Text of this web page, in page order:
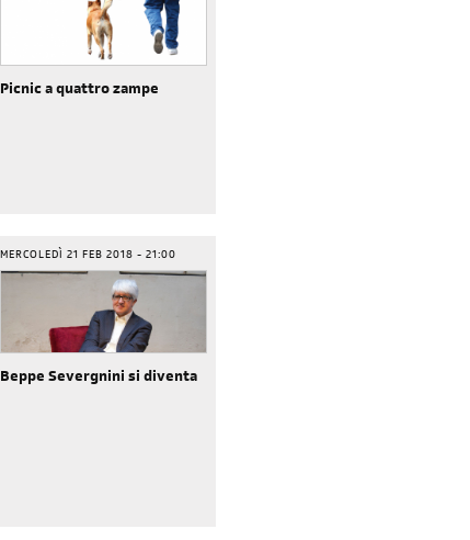
Reimposta la tua password
Picnic a quattro zampe
MERCOLEDÌ 21 FEB 2018 - 21:00
Beppe Severgnini si diventa